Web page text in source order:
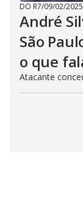
DO R7/09/02/2025
André
São
o que
Atacante